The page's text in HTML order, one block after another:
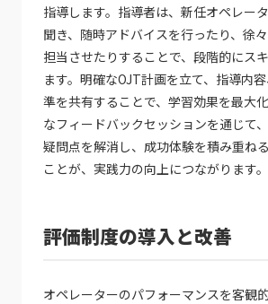
指導します。指導者は、新任オペレー
聞き、随時アドバイスを行ったり、徐
担当させたりすることで、段階的にス
ます。明確なOJT計画を立て、指導内
準を共有することで、学習効果を最大
なフィードバックセッションを通じて
疑問点を解消し、成功体験を積み重ね
ことが、実践力の向上につながります。
評価制度の導入と改善
オペレーターのパフォーマンスを客観